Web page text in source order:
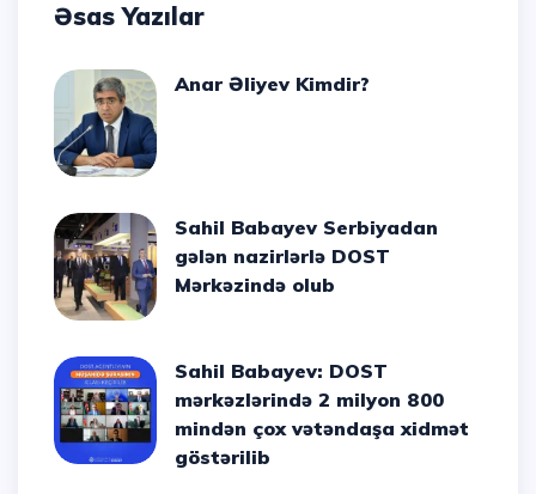
Əsas Yazılar
Anar Əliyev Kimdir?
Sahil Babayev Serbiyadan
gələn nazirlərlə DOST
Mərkəzində olub
Sahil Babayev: DOST
mərkəzlərində 2 milyon 800
mindən çox vətəndaşa xidmət
göstərilib